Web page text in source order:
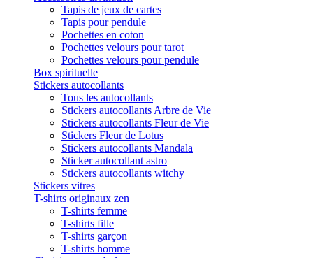
Tapis de jeux de cartes
Tapis pour pendule
Pochettes en coton
Pochettes velours pour tarot
Pochettes velours pour pendule
Box spirituelle
Stickers autocollants
Tous les autocollants
Stickers autocollants Arbre de Vie
Stickers autocollants Fleur de Vie
Stickers Fleur de Lotus
Stickers autocollants Mandala
Sticker autocollant astro
Stickers autocollants witchy
Stickers vitres
T-shirts originaux zen
T-shirts femme
T-shirts fille
T-shirts garçon
T-shirts homme